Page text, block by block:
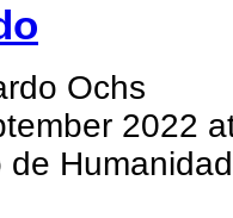
Ochs
2022
de